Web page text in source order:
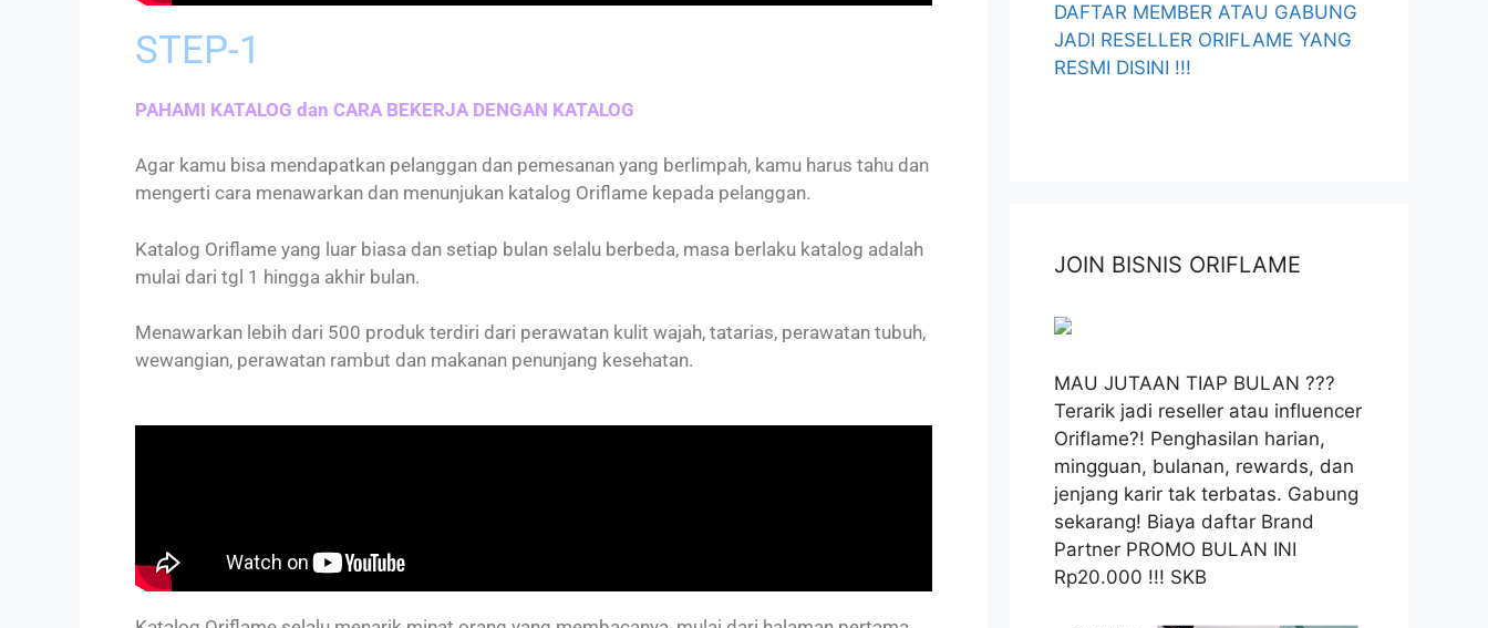
STEP-1
PAHAMI KATALOG dan CARA BEKERJA DENGAN KATALOG
Agar kamu bisa mendapatkan pelanggan dan pemesanan yang berlimpah, kamu harus tahu dan
mengerti cara menawarkan dan menunjukan katalog Oriflame kepada pelanggan.
Katalog Oriflame yang luar biasa dan setiap bulan selalu berbeda, masa berlaku katalog adalah
mulai dari tgl 1 hingga akhir bulan.
Menawarkan lebih dari 500 produk terdiri dari perawatan kulit wajah, tatarias, perawatan tubuh,
wewangian, perawatan rambut dan makanan penunjang kesehatan.
DAFTAR MEMBER ATAU GABUNG
JADI RESELLER ORIFLAME YANG
RESMI DISINI !!!
JOIN BISNIS ORIFLAME
MAU JUTAAN TIAP BULAN ???
Terarik jadi reseller atau influencer
Oriflame?! Penghasilan harian,
mingguan, bulanan, rewards, dan
jenjang karir tak terbatas. Gabung
sekarang! Biaya daftar Brand
Partner PROMO BULAN INI
Rp20.000 !!! SKB